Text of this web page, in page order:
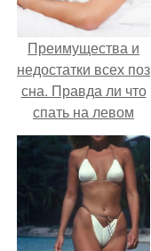
Преимущества и
недостатки всех поз
сна. Правда ли что
спать на левом
боку (где сердце)
вреднее?